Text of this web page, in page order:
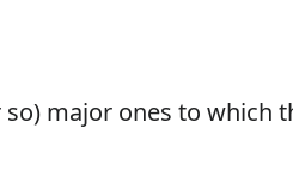
major ones to which